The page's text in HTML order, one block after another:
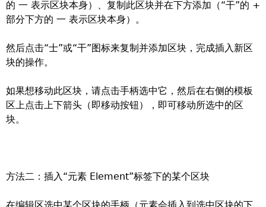
的 一 表示区块本身）、复制此区块并在下方添加（“干”的 +
部分下方的 一 表示区块本身）。
然后点击“士”或“干”图标来复制并添加区块，完成插入新区
块的操作。
如果想移动此区块，请点击手柄选中它，然后在右侧的模板
区上点击上下箭头（即移动按钮），即可移动所选中的区
块。
方法二：插入“元素 Element”标签下的某个区块